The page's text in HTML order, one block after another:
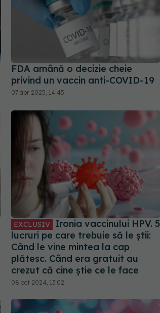
FDA amână o decizie cheie
privind un vaccin anti-COVID-19
07 apr 2025, 14:45
EXCLUSIV
Ironia vaccinului HPV. 5
lucruri pe care trebuie să le știi:
Când le vine mintea la cap
plătesc. Când era gratuit au
crezut că cine știe ce le face
08 oct 2024, 13:02